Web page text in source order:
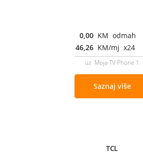
0,00 KM odmah
46,26 KM/mj x24
uz Moja TV Phone 1
Saznaj više
TCL